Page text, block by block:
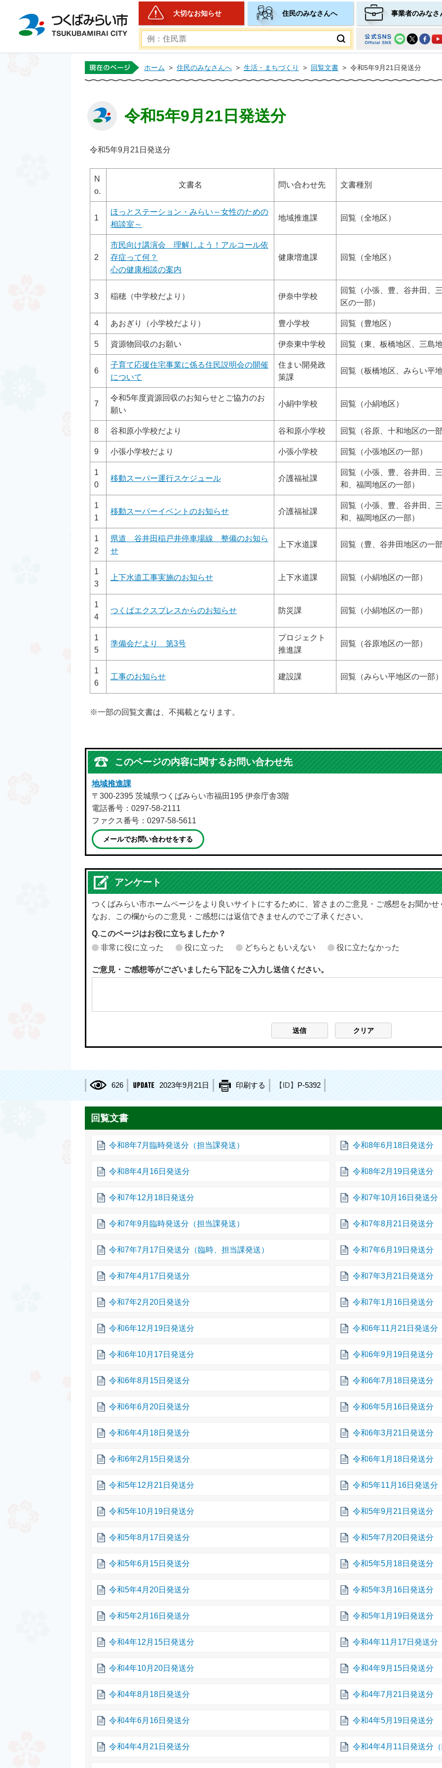
つくばみらい市公式ホームページ
大切なお知らせ 住民のみなさんへ 事業者のみなさ
ホーム > 住民のみなさんへ > 生活・まちづくり > 回覧文書 > 令和5年9月21日発送分
令和5年9月21日発送分
令和5年9月21日発送分
N
o.
文書名 問い合わせ先 文書種別
1
ほっとステーション・みらい～女性のための
相談室～
地域推進課 回覧（全地区）
2
市民向け講演会 理解しよう！アルコール依
存症って何？
心の健康相談の案内
健康増進課 回覧（全地区）
3 稲穂（中学校だより） 伊奈中学校
回覧（小張、豊、谷井田、
区の一部）
4 あおぎり（小学校だより） 豊小学校 回覧（豊地区）
5 資源物回収のお願い 伊奈東中学校 回覧（東、板橋地区、三島
6
子育て応援住宅事業に係る住民説明会の開催
について
住まい開発政
策課
回覧（板橋地区、みらい平
7
令和5年度資源回収のお知らせとご協力のお
願い
小絹中学校 回覧（小絹地区）
8 谷和原小学校だより 谷和原小学校 回覧（谷原、十和地区の一
9 小張小学校だより 小張小学校 回覧（小張地区の一部）
1
0
移動スーパー運行スケジュール 介護福祉課
回覧（小張、豊、谷井田、
和、福岡地区の一部）
1
1
移動スーパーイベントのお知らせ 介護福祉課
回覧（小張、豊、谷井田、
和、福岡地区の一部）
1
2
県道 谷井田稲戸井停車場線 整備のお知ら
せ
上下水道課 回覧（豊、谷井田地区の一
1
3
上下水道工事実施のお知らせ 上下水道課 回覧（小絹地区の一部）
1
4
つくばエクスプレスからのお知らせ 防災課 回覧（小絹地区の一部）
1
5
準備会だより 第3号
プロジェクト
推進課
回覧（谷原地区の一部）
1
6
工事のお知らせ 建設課 回覧（みらい平地区の一部
※一部の回覧文書は、不掲載となります。
このページの内容に関するお問い合わせ先
地域推進課
〒300-2395 茨城県つくばみらい市福田195 伊奈庁舎3階
電話番号：0297-58-2111
ファクス番号：0297-58-5611
メールでお問い合わせをする
アンケート
つくばみらい市ホームページをより良いサイトにするために、皆さまのご意見・ご感想をお聞かせ
なお、この欄からのご意見・ご感想には返信できませんのでご了承ください。
Q.このページはお役に立ちましたか？
非常に役に立った
役に立った どちらともいえない 役に立たなかった
ご意見・ご感想等がございましたら下記をご入力し送信ください。
626 2023年9月21日 印刷する 【ID】 P-5392
回覧文書
令和8年7月臨時発送分（担当課発送） 令和8年6月18日発送分
令和8年4月16日発送分 令和8年2月19日発送分
令和7年12月18日発送分 令和7年10月16日発送分
令和7年9月臨時発送分（担当課発送） 令和7年8月21日発送分
令和7年7月17日発送分（臨時、担当課発送） 令和7年6月19日発送分
令和7年4月17日発送分 令和7年3月21日発送分
令和7年2月20日発送分 令和7年1月16日発送分
令和6年12月19日発送分 令和6年11月21日発送分
令和6年10月17日発送分 令和6年9月19日発送分
令和6年8月15日発送分 令和6年7月18日発送分
令和6年6月20日発送分 令和6年5月16日発送分
令和6年4月18日発送分 令和6年3月21日発送分
令和6年2月15日発送分 令和6年1月18日発送分
令和5年12月21日発送分 令和5年11月16日発送分
令和5年10月19日発送分 令和5年9月21日発送分
令和5年8月17日発送分 令和5年7月20日発送分
令和5年6月15日発送分 令和5年5月18日発送分
令和5年4月20日発送分 令和5年3月16日発送分
令和5年2月16日発送分 令和5年1月19日発送分
令和4年12月15日発送分 令和4年11月17日発送分
令和4年10月20日発送分 令和4年9月15日発送分
令和4年8月18日発送分 令和4年7月21日発送分
令和4年6月16日発送分 令和4年5月19日発送分
令和4年4月21日発送分 令和4年4月11日発送分